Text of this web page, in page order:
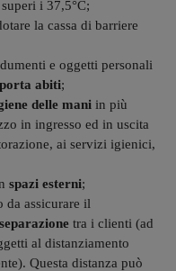
i 37,5°C;
la cassa di barriere
e oggetti personali
abiti;
delle mani in più
in ingresso ed in uscita
ai servizi igienici,
spazi esterni;
da assicurare il
tra i clienti (ad
al distanziamento
Questa distanza può